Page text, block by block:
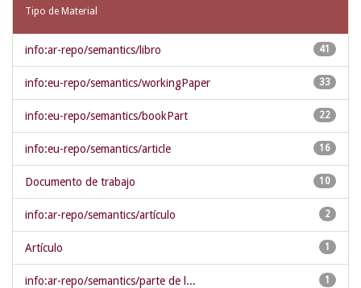
Tipo de Material
41
info:ar-repo/semantics/libro
33
info:eu-repo/semantics/workingPaper
22
info:eu-repo/semantics/bookPart
16
info:eu-repo/semantics/article
10
Documento de trabajo
2
info:ar-repo/semantics/artículo
1
Artículo
1
info:ar-repo/semantics/parte de l...